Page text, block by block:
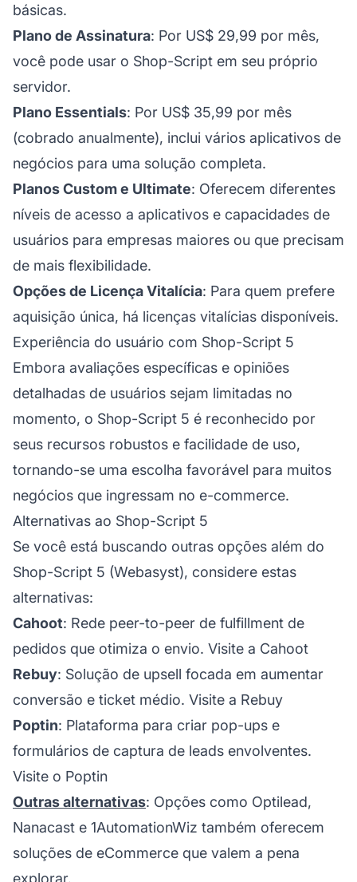
básicas.
Plano de Assinatura: Por US$ 29,99 por mês,
você pode usar o Shop-Script em seu próprio
servidor.
Plano Essentials: Por US$ 35,99 por mês
(cobrado anualmente), inclui vários aplicativos de
negócios para uma solução completa.
Planos Custom e Ultimate: Oferecem diferentes
níveis de acesso a aplicativos e capacidades de
usuários para empresas maiores ou que precisam
de mais flexibilidade.
Opções de Licença Vitalícia: Para quem prefere
aquisição única, há licenças vitalícias disponíveis.
Experiência do usuário com Shop-Script 5
Embora avaliações específicas e opiniões
detalhadas de usuários sejam limitadas no
momento, o Shop-Script 5 é reconhecido por
seus recursos robustos e facilidade de uso,
tornando-se uma escolha favorável para muitos
negócios que ingressam no e-commerce.
Alternativas ao Shop-Script 5
Se você está buscando outras opções além do
Shop-Script 5 (Webasyst), considere estas
alternativas:
Cahoot: Rede peer-to-peer de fulfillment de
pedidos que otimiza o envio. Visite a Cahoot
Rebuy: Solução de upsell focada em aumentar
conversão e ticket médio. Visite a Rebuy
Poptin: Plataforma para criar pop-ups e
formulários de captura de leads envolventes.
Visite o Poptin
Outras alternativas: Opções como Optilead,
Nanacast e 1AutomationWiz também oferecem
soluções de eCommerce que valem a pena
explorar.